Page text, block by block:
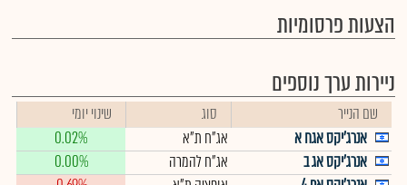
הצעות פרסומיות
ניירות ערך נוספים
שם הנייר סוג
שינוי יומי
אנרג'יקס אגח א
אג"ח ת"א
0.02%
אנרג'יקס אג ב
אג"ח להמרה
0.00%